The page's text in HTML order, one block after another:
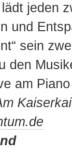
jeden
und
sein
den
am